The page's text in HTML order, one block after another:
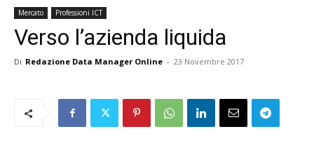
Mercato Professioni ICT
Verso l’azienda liquida
Di Redazione Data Manager Online - 23 Novembre 2017